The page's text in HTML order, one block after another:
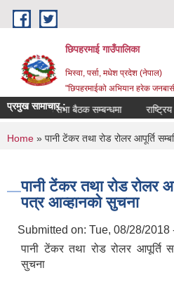
Skip to main content
छिपहरमाई गाउँपालिका
भिस्वा, पर्सा, मधेश प्रदेश (नेपाल)
"छिपहरमाईको अभियान हरेक
प्रमुख सामाचार :
गाउँ सभा बैठक सम्बन्धमा
You are here
Home » पानी टेंकर तथा रोड रोलर आपूर्ति
पानी टेंकर तथा रोड रोलर
पत्र आव्हानको सुचना
Submitted on: Tue, 08/28/2018
पानी टेंकर तथा रोड रोलर आपूर्ति
सुचना